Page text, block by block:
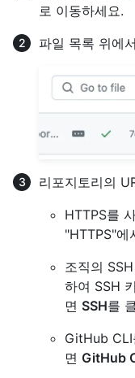
로 이동하세요.
파일 목록 위에서
리포지토리의
HTTPS를
"HTTPS"에
조직의
하여 SSH
면 SSH를
GitHub CLI
면 GitHub